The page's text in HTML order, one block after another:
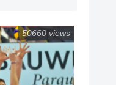
50660 views